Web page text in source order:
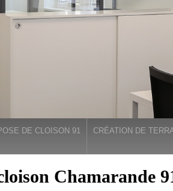
DE CLOISON 91 CRÉATION DE
Chamarande